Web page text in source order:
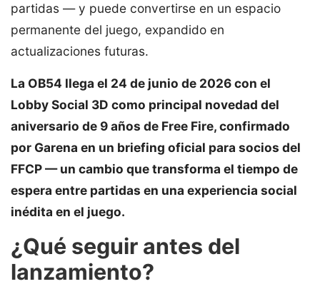
partidas — y puede convertirse en un espacio
permanente del juego, expandido en
actualizaciones futuras.
La OB54 llega el 24 de junio de 2026 con el
Lobby Social 3D como principal novedad del
aniversario de 9 años de Free Fire, confirmado
por Garena en un briefing oficial para socios del
FFCP — un cambio que transforma el tiempo de
espera entre partidas en una experiencia social
inédita en el juego.
¿Qué seguir antes del
lanzamiento?